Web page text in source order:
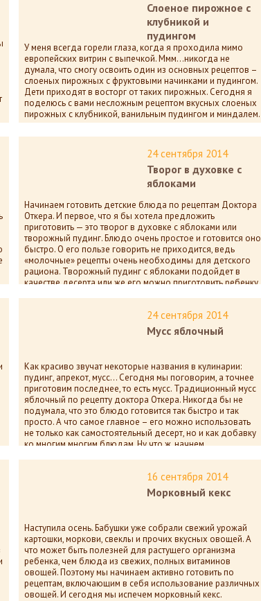
Слоеное пирожное с
клубникой и
пудингом
У меня всегда горели глаза, когда я проходила мимо
европейских витрин с выпечкой. Ммм…никогда не
думала, что смогу освоить один из основных рецептов –
слоеных пирожных с фруктовыми начинками и пудингом.
Дети приходят в восторг от таких пирожных. Сегодня я
поделюсь с вами несложным рецептом вкусных слоеных
пирожных с клубникой, ванильным пудингом и миндалем.
11 978
пока нет комментариев
24 сентября 2014
Творог в духовке с
яблоками
Начинаем готовить детские блюда по рецептам Доктора
Откера. И первое, что я бы хотела предложить
приготовить — это творог в духовке с яблоками или
творожный пудинг. Блюдо очень простое и готовится оно
быстро. О его пользе говорить не приходится, ведь
«молочные» рецепты очень необходимы для детского
рациона. Творожный пудинг с яблоками подойдет в
качестве десерта или же его можно приготовить ребенку
пока нет комментариев
24 сентября 2014
Мусс яблочный
Как красиво звучат некоторые названия в кулинарии:
пудинг, апрекот, мусс… Сегодня мы поговорим, а точнее
приготовим последнее, то есть мусс. Традиционный мусс
яблочный по рецепту доктора Откера. Никогда бы не
подумала, что это блюдо готовится так быстро и так
просто. А что самое главное – его можно использовать
не только как самостоятельный десерт, но и как добавку
ко многим многим блюдам. Ну что ж, начнем.
пока нет комментариев
16 сентября 2014
Морковный кекс
Наступила осень. Бабушки уже собрали свежий урожай
картошки, моркови, свеклы и прочих вкусных овощей. А
что может быть полезней для растущего организма
ребенка, чем блюда из свежих, полных витаминов
овощей. Поэтому мы начинаем активно готовить по
рецептам, включающим в себя использование различных
овощей. И сегодня мы испечем морковный кекс.